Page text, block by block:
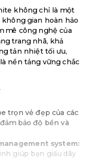
không chỉ là một
gian hoàn hảo
mê công nghệ của
trang nhã, khả
tản nhiệt tối ưu,
nền tảng vững chắc
trọn vẻ đẹp của các
bảo độ bền và
system:
giúp bạn giấu dây